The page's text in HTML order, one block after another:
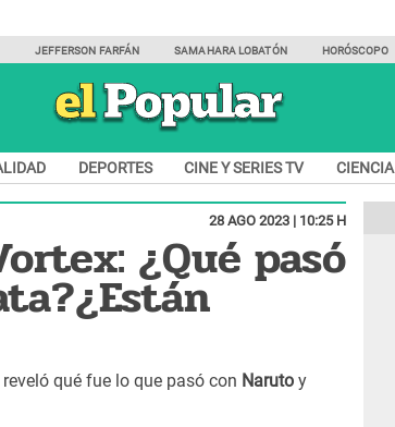
JEFFERSON FARFÁN SAMAHARA LOBATÓN HORÓSCOPO
DEPORTES CINE Y SERIES TV CIENCIA
28 AGO 2023 | 10:25 H
¿Qué pasó
reveló qué fue lo que pasó con Naruto y